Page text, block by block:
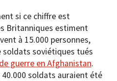
si ce chiffre est
Britanniques estiment
à 15.000 personnes,
soldats soviétiques tués
guerre en Afghanistan.
soldats auraient été